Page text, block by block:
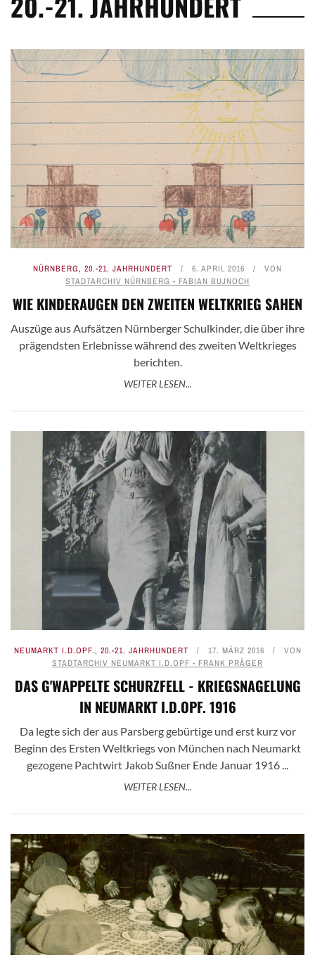
NÜRNBERG, 20.-21. JAHRHUNDERT 6. APRIL 2016
VON
STADTARCHIV NÜRNBERG - FABIAN BUJNOCH
WIE KINDERAUGEN DEN ZWEITEN WELTKRIEG SAHEN
Auszüge aus Aufsätzen Nürnberger Schulkinder, die über ihre
prägendsten Erlebnisse während des zweiten Weltkrieges
berichten.
WEITER LESEN...
NEUMARKT I.D.OPF., 20.-21. JAHRHUNDERT 17. MÄRZ 2016
VON
STADTARCHIV NEUMARKT I.D.OPF - FRANK PRÄGER
DAS G'WAPPELTE SCHURZFELL - KRIEGSNAGELUNG
IN NEUMARKT I.D.OPF. 1916
Da legte sich der aus Parsberg gebürtige und erst kurz vor
Beginn des Ersten Weltkriegs von München nach Neumarkt
gezogene Pachtwirt Jakob Sußner Ende Januar 1916 ...
WEITER LESEN...